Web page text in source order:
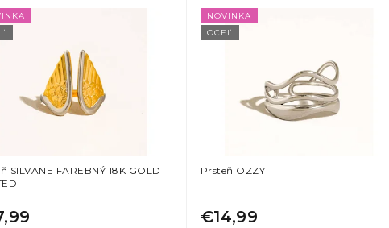
SILVANE FAREBNÝ 18K GOLD
NOVINKA
OCEĽ
Prsteň OZZY
€14,99